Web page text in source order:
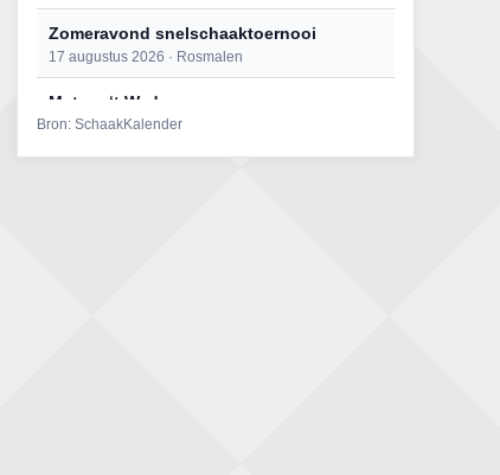
Zomeravond snelschaaktoernooi
17 augustus 2026 · Rosmalen
Mat op ‘t Wad
22 augustus 2026 · Den Burg, Texel
Bron: SchaakKalender